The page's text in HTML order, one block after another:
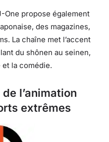
One propose également
des magazines,
La chaîne met l’accent
du shônen au seinen,
et la comédie.
l’animation
extrêmes